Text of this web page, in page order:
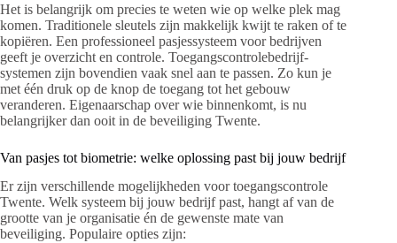
Het is belangrijk om precies te weten wie op welke plek mag
komen. Traditionele sleutels zijn makkelijk kwijt te raken of te
kopiëren. Een professioneel pasjessysteem voor bedrijven
geeft je overzicht en controle. Toegangscontrolebedrijf-
systemen zijn bovendien vaak snel aan te passen. Zo kun je
met één druk op de knop de toegang tot het gebouw
veranderen. Eigenaarschap over wie binnenkomt, is nu
belangrijker dan ooit in de beveiliging Twente.
Van pasjes tot biometrie: welke oplossing past bij jouw bedrijf
Er zijn verschillende mogelijkheden voor toegangscontrole
Twente. Welk systeem bij jouw bedrijf past, hangt af van de
grootte van je organisatie én de gewenste mate van
beveiliging. Populaire opties zijn: